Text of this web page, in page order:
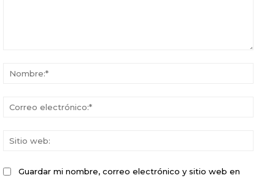
Guardar mi nombre, correo electrónico y sitio web en